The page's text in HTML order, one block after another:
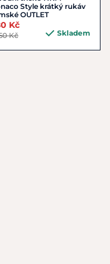
Style krátký rukáv
OUTLET
Kč
Kč Skladem